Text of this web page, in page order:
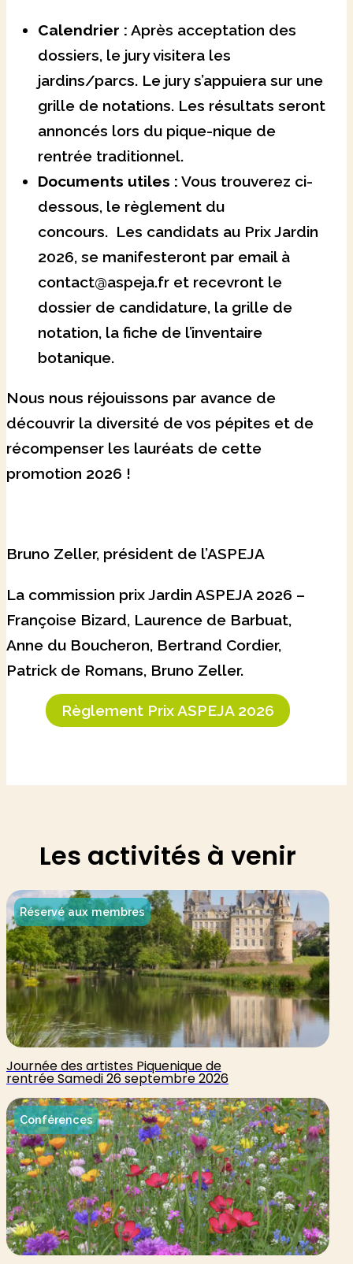
Calendrier : Après acceptation des
dossiers, le jury visitera les
jardins/parcs. Le jury s’appuiera sur une
grille de notations. Les résultats seront
annoncés lors du pique-nique de
rentrée traditionnel.
Documents utiles : Vous trouverez ci-
dessous, le règlement du
concours. Les candidats au Prix Jardin
2026, se manifesteront par email à
contact@aspeja.fr et recevront le
dossier de candidature, la grille de
notation, la fiche de l’inventaire
botanique.
Nous nous réjouissons par avance de
découvrir la diversité de vos pépites et de
récompenser les lauréats de cette
promotion 2026 !
Bruno Zeller, président de l’ASPEJA
La commission prix Jardin ASPEJA 2026 –
Françoise Bizard, Laurence de Barbuat,
Anne du Boucheron, Bertrand Cordier,
Patrick de Romans, Bruno Zeller.
Règlement Prix ASPEJA 2026
Les activités à venir
Réservé aux membres
Journée des artistes Piquenique de
rentrée Samedi 26 septembre 2026
Conférences